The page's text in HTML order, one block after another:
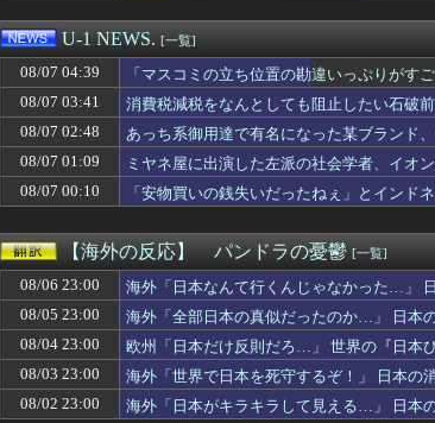
大人になってから共感できなくなったキャラ
ベランダで緑色で赤いくちばしの中型のインコを保護。ご
恋愛相談してくる職場の後輩(♀)に、勝手に不倫相手（本
【すごい話】余命半年と言われてたがウワキ夫捨てて義
ラブホあるあるWVW
【悲報】共同通信、ガチで逝く・・・・・・
【必見動画】熊本総合病院 地震発生時の手術室の映像が
【衝撃】妻の浮気が発覚…あのときの「音信不通の弟」
【速報】日本の地震被害に支援したのに「韓国産の水は
【子供】結局何歳差がベスト？？
米穀商社の木徳神糧、4-6月期経常利益が前年同期比97.7％
【画像】ダンス部さん、公式SNSで部員のエ○チな動画を
【朗報】「誰からも好かれる主人公」の特徴、ガチで決
【悲報】ワイ、上司、新入社員がスタバでパソコンやっ
【驚愕】サッカー王国ブラジルで進むサッカー離れ 36
【ウマ娘】昔の水着がそのまま入るジャーニー…まるで
夫さん、妻に「天井のシミ数えてれば終わるでな」と押
【天文】「系外衛星」を史上初めて発見か--しかし「衛星
U-1 NEWS. [一覧]
08/07 04:39
「マスコミの立ち位置の勘違いっぷりがす
せようという思惑がひしひしと
08/07 03:41
消費税減税をなんとしても阻止したい石破
08/07 02:48
あっち系御用達で有名になった某ブランド
08/07 01:09
ミヤネ屋に出演した左派の社会学者、イ
08/07 00:10
「安物買いの銭失いだったねぇ」とインド
【海外の反応】 パンドラの憂鬱 [一覧]
08/06 23:00
海外「日本なんて行くんじゃなかった…」
08/05 23:00
海外「全部日本の真似だったのか…」 日本
08/04 23:00
欧州「日本だけ反則だろ…」 世界の『日本
08/03 23:00
海外「世界で日本を死守するぞ！」 日本の
08/02 23:00
海外「日本がキラキラして見える…」 日本